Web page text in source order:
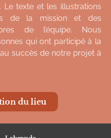
Le texte et les illustrations
de la mission et des
de l’équipe. Nous
qui ont participé à la
succès de notre projet à
du lieu